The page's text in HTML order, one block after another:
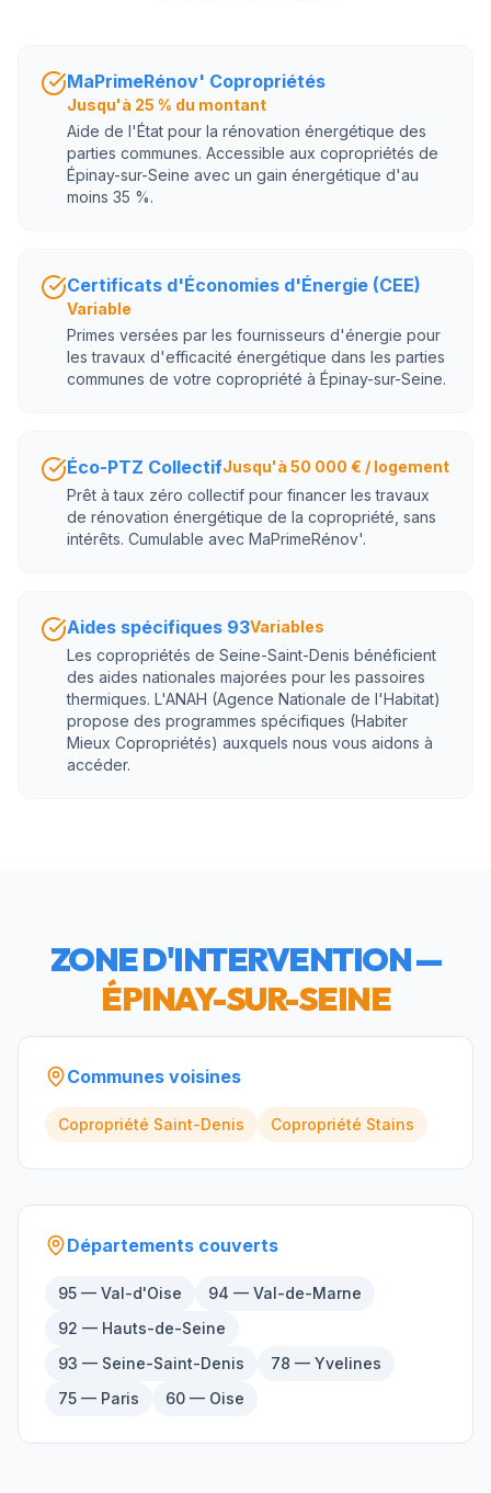
MaPrimeRénov' Copropriétés
Jusqu'à 25 % du montant
Aide de l'État pour la rénovation énergétique des
parties communes. Accessible aux copropriétés de
Épinay-sur-Seine avec un gain énergétique d'au
moins 35 %.
Certificats d'Économies d'Énergie (CEE)
Variable
Primes versées par les fournisseurs d'énergie pour
les travaux d'efficacité énergétique dans les parties
communes de votre copropriété à Épinay-sur-Seine.
Éco-PTZ CollectifJusqu'à 50 000 € / logement
Prêt à taux zéro collectif pour financer les travaux
de rénovation énergétique de la copropriété, sans
intérêts. Cumulable avec MaPrimeRénov'.
Aides spécifiques 93Variables
Les copropriétés de Seine-Saint-Denis bénéficient
des aides nationales majorées pour les passoires
thermiques. L'ANAH (Agence Nationale de l'Habitat)
propose des programmes spécifiques (Habiter
Mieux Copropriétés) auxquels nous vous aidons à
accéder.
ZONE D'INTERVENTION —
ÉPINAY-SUR-SEINE
Communes voisines
Copropriété Saint-Denis Copropriété Stains
Départements couverts
95 — Val-d'Oise
94 — Val-de-Marne
92 — Hauts-de-Seine
93 — Seine-Saint-Denis
78 — Yvelines
75 — Paris
60 — Oise